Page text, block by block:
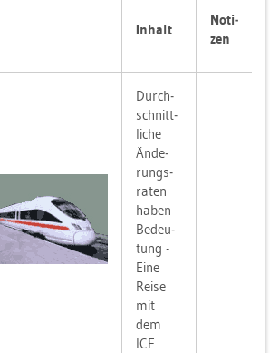
In­halt
No­ti­
zen
Durch­
schnitt­
li­che
Än­de­
rungs­
ra­ten
haben
Be­deu­
tung -
Eine
Reise
mit
dem
ICE